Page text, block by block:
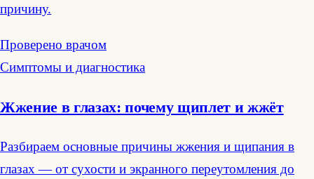
причину.
Проверено врачом
Симптомы и диагностика
Жжение в глазах: почему щиплет и жжёт
Разбираем основные причины жжения и щипания в
глазах — от сухости и экранного переутомления до